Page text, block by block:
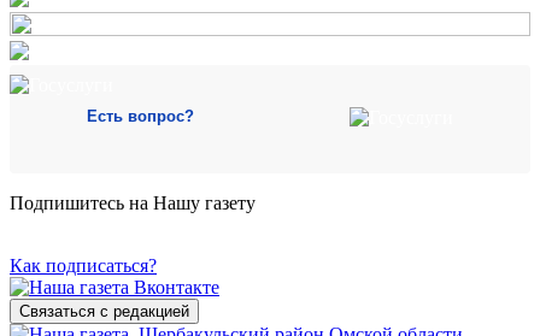
Есть вопрос?
Подпишитесь на Нашу газету
Как подписаться?
Связаться с редакцией